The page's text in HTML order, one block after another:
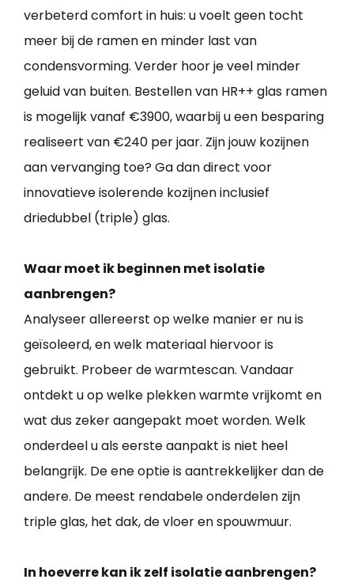
verbeterd comfort in huis: u voelt geen tocht
meer bij de ramen en minder last van
condensvorming. Verder hoor je veel minder
geluid van buiten. Bestellen van HR++ glas ramen
is mogelijk vanaf €3900, waarbij u een besparing
realiseert van €240 per jaar. Zijn jouw kozijnen
aan vervanging toe? Ga dan direct voor
innovatieve isolerende kozijnen inclusief
driedubbel (triple) glas.
Waar moet ik beginnen met isolatie
aanbrengen?
Analyseer allereerst op welke manier er nu is
geïsoleerd, en welk materiaal hiervoor is
gebruikt. Probeer de warmtescan. Vandaar
ontdekt u op welke plekken warmte vrijkomt en
wat dus zeker aangepakt moet worden. Welk
onderdeel u als eerste aanpakt is niet heel
belangrijk. De ene optie is aantrekkelijker dan de
andere. De meest rendabele onderdelen zijn
triple glas, het dak, de vloer en spouwmuur.
In hoeverre kan ik zelf isolatie aanbrengen?